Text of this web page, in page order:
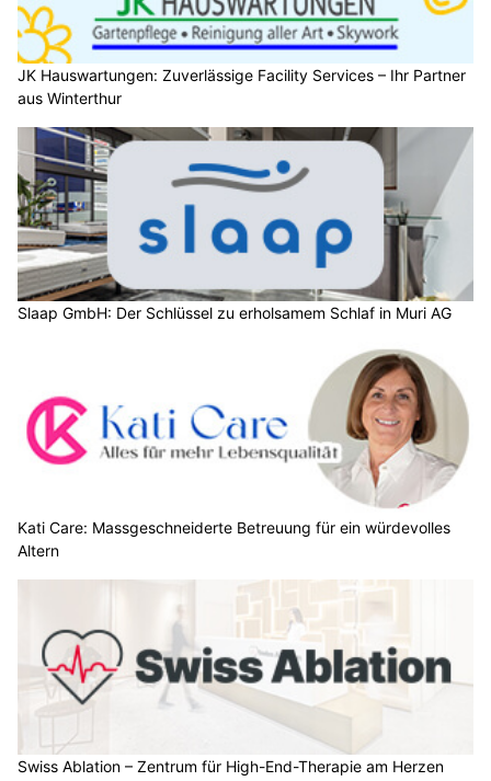
JK Hauswartungen: Zuverlässige Facility Services – Ihr Partner
aus Winterthur
Slaap GmbH: Der Schlüssel zu erholsamem Schlaf in Muri AG
Kati Care: Massgeschneiderte Betreuung für ein würdevolles
Altern
Swiss Ablation – Zentrum für High-End-Therapie am Herzen